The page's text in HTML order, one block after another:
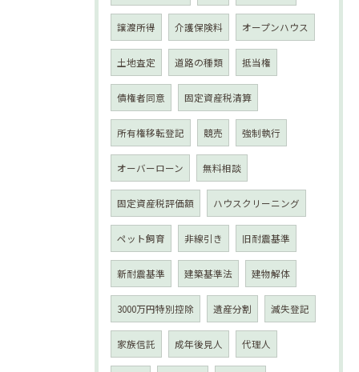
譲渡所得 介護保険料 オープンハウス
土地査定 道路の種類 抵当権
債権者同意 固定資産税清算
所有権移転登記 競売 強制執行
オーバーローン 無料相談
固定資産税評価額 ハウスクリーニング
ペット飼育 非線引き 旧耐震基準
新耐震基準 建築基準法 建物解体
3000万円特別控除 遺産分割 滅失登記
家族信託 成年後見人 代理人